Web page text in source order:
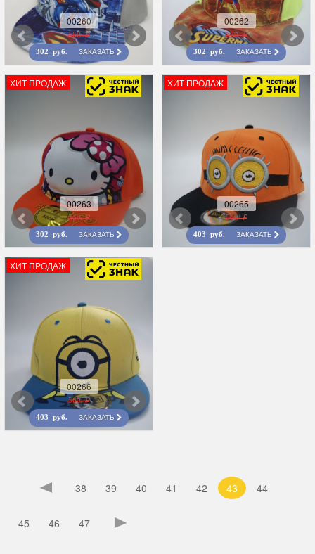
00260
560 r
302 руб. ЗАКАЗАТЬ
00262
560 r
302 руб. ЗАКАЗАТЬ
ХИТ ПРОДАЖ
00263
560 r
302 руб. ЗАКАЗАТЬ
ХИТ ПРОДАЖ
00265
560 r
403 руб. ЗАКАЗАТЬ
ХИТ ПРОДАЖ
00266
560 r
403 руб. ЗАКАЗАТЬ
38 39 40 41 42 43 44
45 46 47